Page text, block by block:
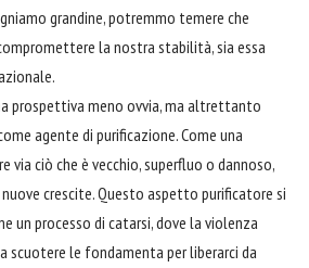
grandine, potremmo temere che
la nostra stabilità, sia essa
prospettiva meno ovvia, ma altrettanto
agente di purificazione. Come una
via ciò che è vecchio, superfluo o dannoso,
crescite. Questo aspetto purificatore si
un processo di catarsi, dove la violenza
scuotere le fondamenta per liberarci da